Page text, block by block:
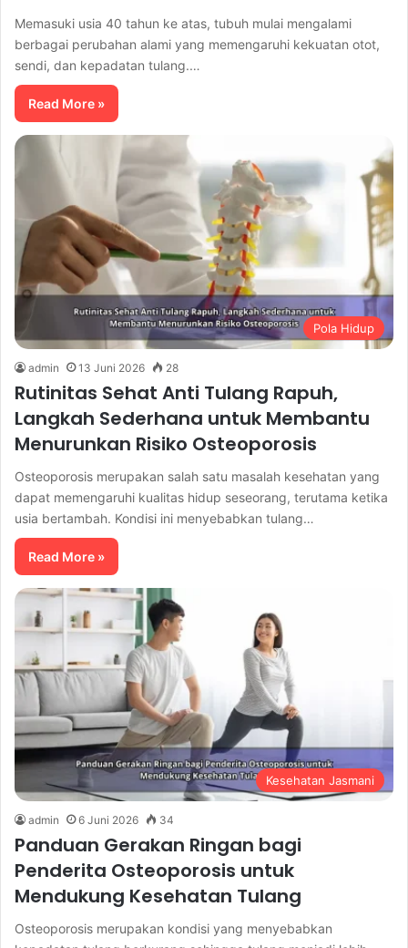
Memasuki usia 40 tahun ke atas, tubuh mulai mengalami
berbagai perubahan alami yang memengaruhi kekuatan otot,
sendi, dan kepadatan tulang.…
Read More »
Pola Hidup
admin 13 Juni 2026 28
Rutinitas Sehat Anti Tulang Rapuh,
Langkah Sederhana untuk Membantu
Menurunkan Risiko Osteoporosis
Osteoporosis merupakan salah satu masalah kesehatan yang
dapat memengaruhi kualitas hidup seseorang, terutama ketika
usia bertambah. Kondisi ini menyebabkan tulang…
Read More »
Kesehatan Jasmani
admin 6 Juni 2026 34
Panduan Gerakan Ringan bagi
Penderita Osteoporosis untuk
Mendukung Kesehatan Tulang
Osteoporosis merupakan kondisi yang menyebabkan